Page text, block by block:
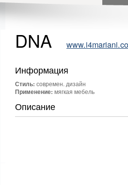
DNA
Информация
Стиль: современ. дизайн
Применение: мягкая мебель
Описание